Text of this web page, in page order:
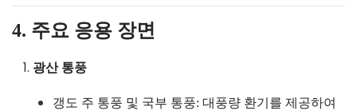
4. 주요 응용 장면
광산 통풍
갱도 주 통풍 및 국부 통풍: 대풍량 환기를 제공하여